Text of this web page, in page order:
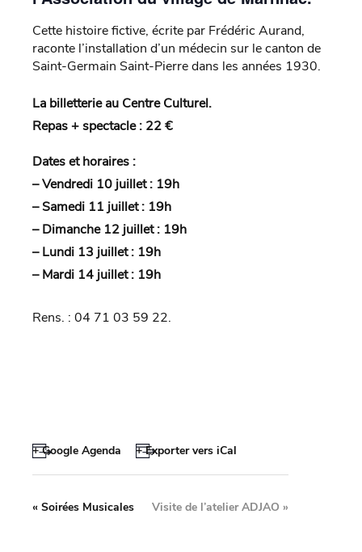
Cette histoire fictive, écrite par Frédéric Aurand,
raconte l’installation d’un médecin sur le canton de
Saint-Germain Saint-Pierre dans les années 1930.
La billetterie au Centre Culturel.
Repas + spectacle : 22 €
Dates et horaires :
– Vendredi 10 juillet : 19h
– Samedi 11 juillet : 19h
– Dimanche 12 juillet : 19h
– Lundi 13 juillet : 19h
– Mardi 14 juillet : 19h
Rens. : 04 71 03 59 22.
+ Google Agenda + Exporter vers iCal
« Soirées Musicales Visite de l’atelier ADJAO »